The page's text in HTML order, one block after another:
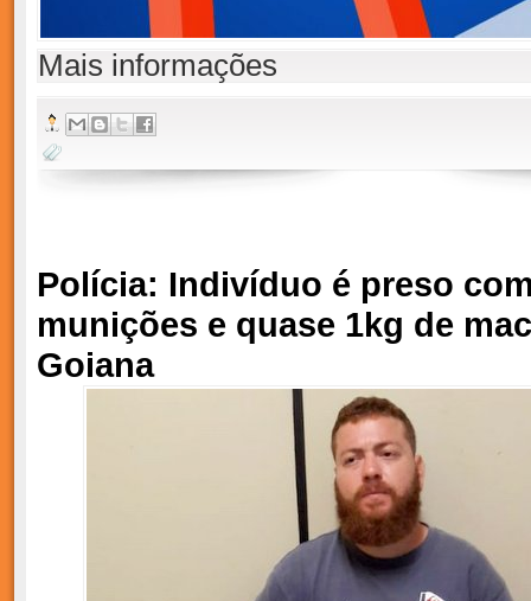
Mais informações
Polícia: Indivíduo é preso
munições e quase 1kg de
Goiana